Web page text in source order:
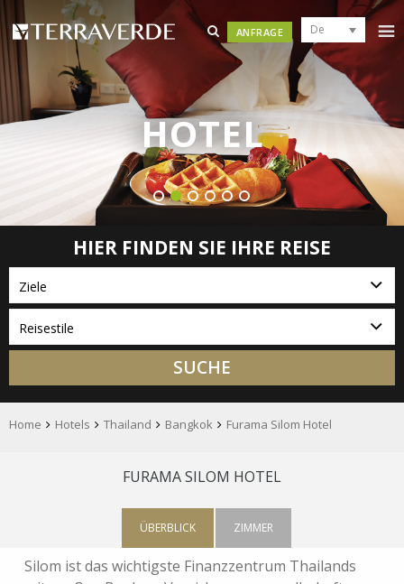
ANFRAGE De
HOTEL
HIER FINDEN SIE IHRE REISE
Home Hotels Thailand Bangkok Furama Silom Hotel
FURAMA SILOM HOTEL
ÜBERBLICK ZIMMER
Silom ist das wichtigste Finanzzentrum Thailands